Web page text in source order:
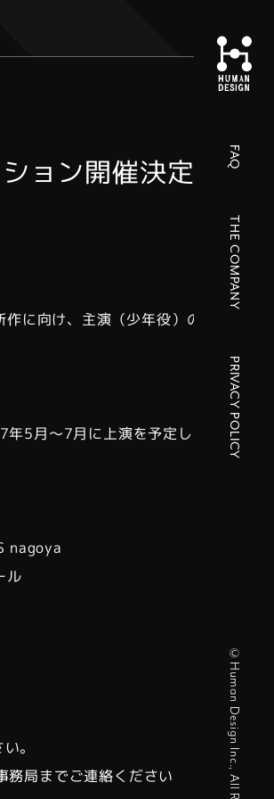
ョン開催決定！
に向け、主演（少年役）のオーディ
5月〜7月に上演を予定している、音
nagoya
ル
。
局までご連絡ください
FAQ
THE COMPANY
PRIVACY POLICY